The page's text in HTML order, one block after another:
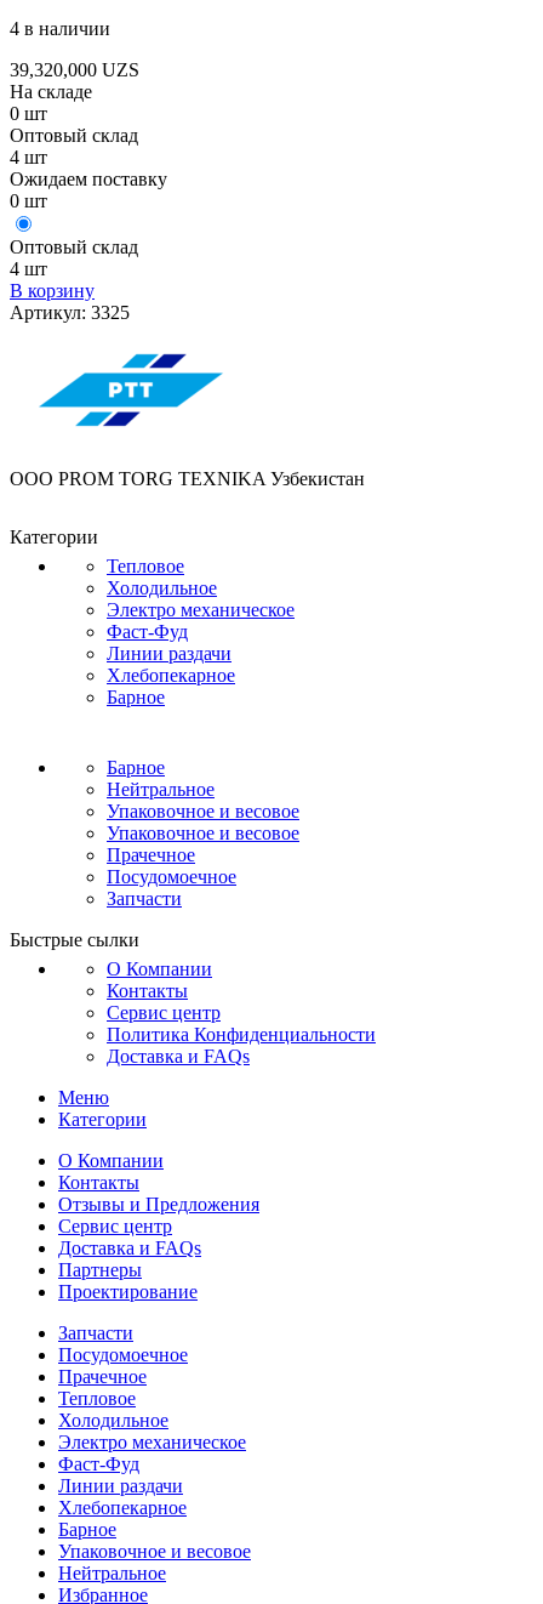
4 в наличии
39,320,000 UZS
На складе
0 шт
Оптовый склад
4 шт
Ожидаем поставку
0 шт
Оптовый склад
4 шт
В корзину
Артикул: 3325
OOO PROM TORG TEXNIKA Узбекистан
Категории
Тепловое
Холодильное
Электро механическое
Фаст-Фуд
Линии раздачи
Хлебопекарное
Барное
Барное
Нейтральное
Упаковочное и весовое
Упаковочное и весовое
Прачечное
Посудомоечное
Запчасти
Быстрые сылки
О Компании
Контакты
Сервис центр
Политика Конфиденциальности
Доставка и FAQs
Меню
Категории
О Компании
Контакты
Отзывы и Предложения
Сервис центр
Доставка и FAQs
Партнеры
Проектирование
Запчасти
Посудомоечное
Прачечное
Тепловое
Холодильное
Электро механическое
Фаст-Фуд
Линии раздачи
Хлебопекарное
Барное
Упаковочное и весовое
Нейтральное
Избранное